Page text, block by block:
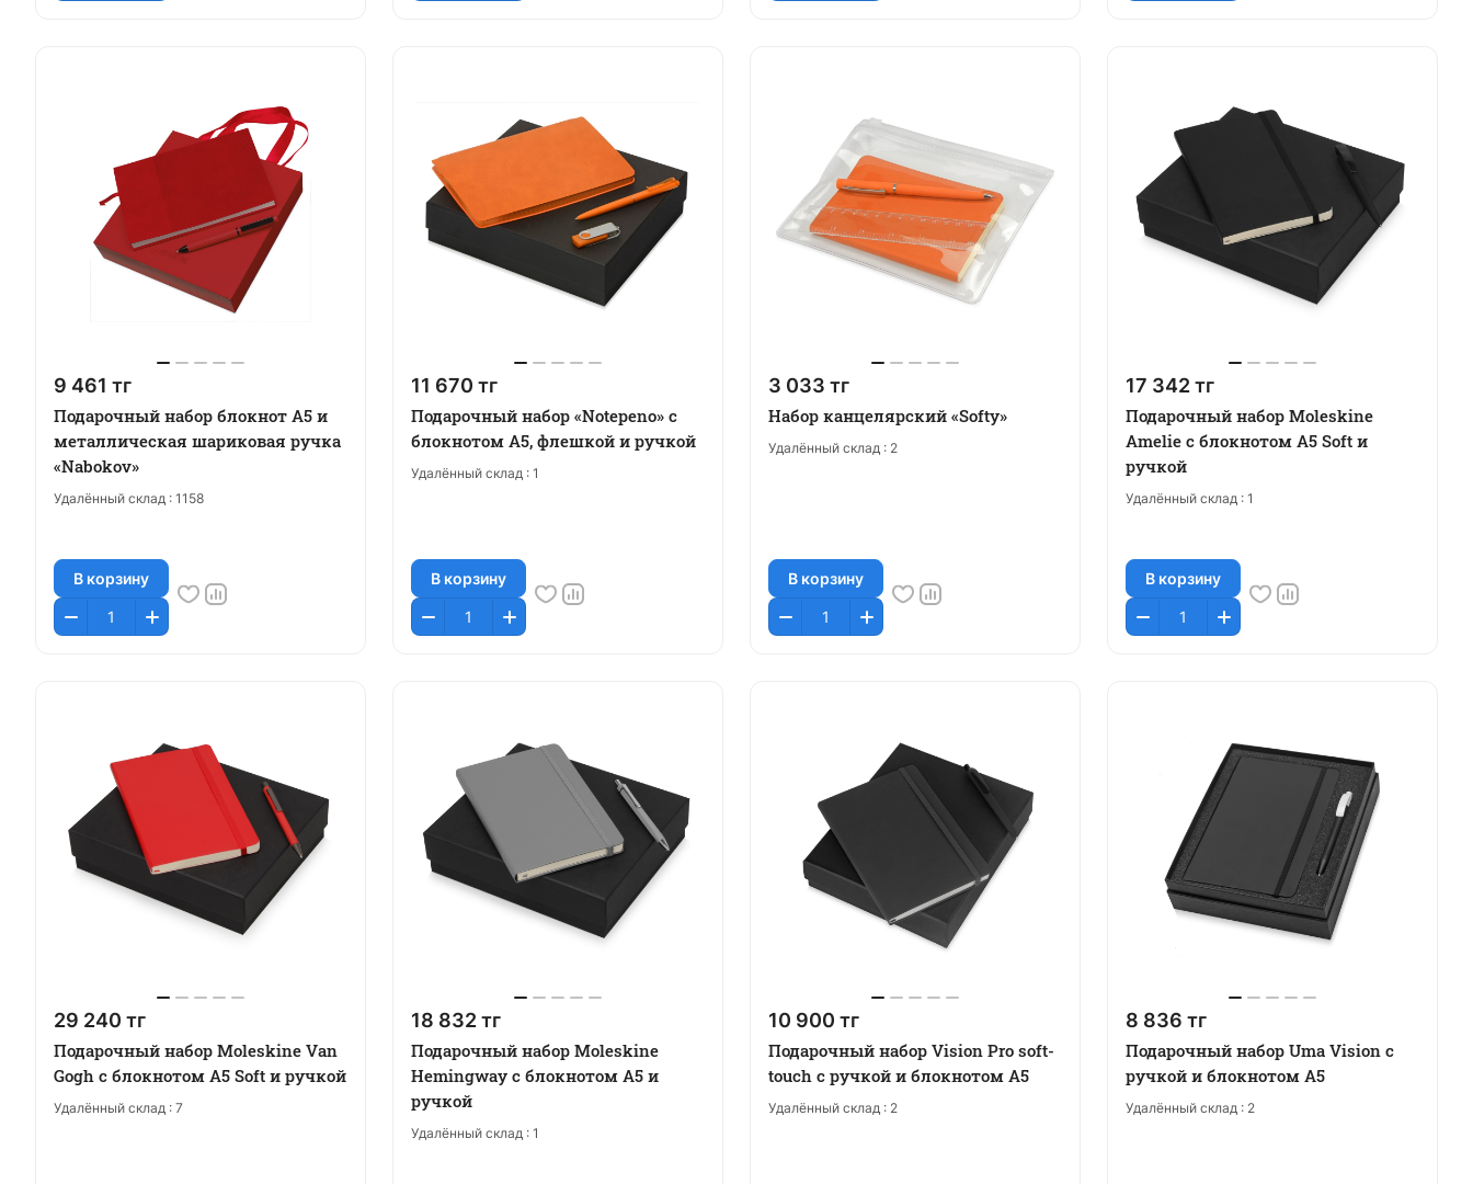
9 461 тг
Подарочный набор блокнот А5 и
металлическая шариковая ручка
«Nabokov»
Удалённый склад : 1158
В корзину
11 670 тг
Подарочный набор «Notepeno» с
блокнотом А5, флешкой и ручкой
Удалённый склад : 1
В корзину
3 033 тг
Набор канцелярский «Softy»
Удалённый склад : 2
В корзину
17 342 тг
Подарочный набор Moleskine
Amelie с блокнотом А5 Soft и
ручкой
Удалённый склад : 1
В корзину
29 240 тг
Подарочный набор Moleskine Van
Gogh с блокнотом А5 Soft и ручкой
Удалённый склад : 7
18 832 тг
Подарочный набор Moleskine
Hemingway с блокнотом А5 и
ручкой
Удалённый склад : 1
10 900 тг
Подарочный набор Vision Pro soft-
touch с ручкой и блокнотом А5
Удалённый склад : 2
8 836 тг
Подарочный набор Uma Vision с
ручкой и блокнотом А5
Удалённый склад : 2